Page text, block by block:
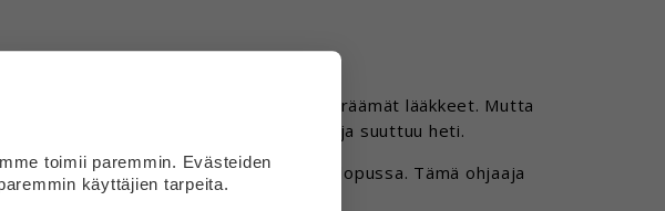
apteekissa ostamassa lääkärin määräämät lääkkeet. Mutta
mitä tarvitsen, niin yksi asuntolan ohjaaja suuttuu heti.
ja paketin särkylääkettä, kun ne olivat lopussa. Tämä ohjaaja
ostaa niitä ilman ohjaajien apua.
toimii paremmin. Evästeiden
käyttäjien tarpeita.